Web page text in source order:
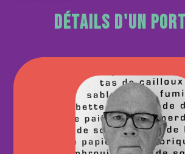
Détails d'un